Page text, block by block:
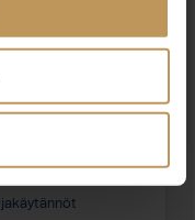
puhelimitse